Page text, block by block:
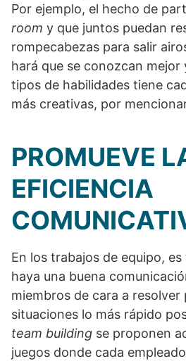
Por ejemplo, el hecho de
room y que juntos puedan
rompecabezas para salir
hará que se conozcan mejor
tipos de habilidades tiene
más creativas, por
PROMUEVE
EFICIENCIA
En los trabajos de equipo,
haya una buena
miembros de cara a resolver
situaciones lo más rápido
team building se proponen
juegos donde cada